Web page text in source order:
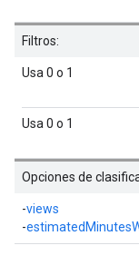
Filtros:
Usa 0 o 1
Usa 0 o 1
Opciones de
-views
-